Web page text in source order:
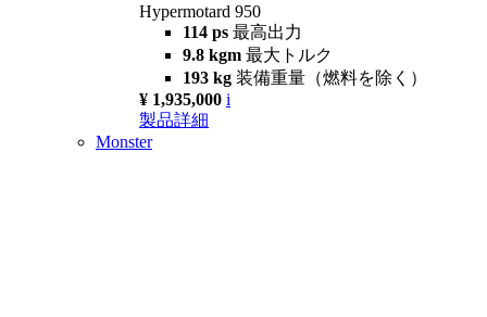
Hypermotard 950
114 ps 最高出力
9.8 kgm 最大トルク
193 kg 装備重量（燃料を除く）
¥ 1,935,000 i
製品詳細
Monster